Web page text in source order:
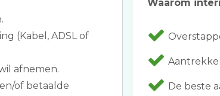
(Kabel, ADSL of
afnemen.
of betaalde
Waarom
De beste